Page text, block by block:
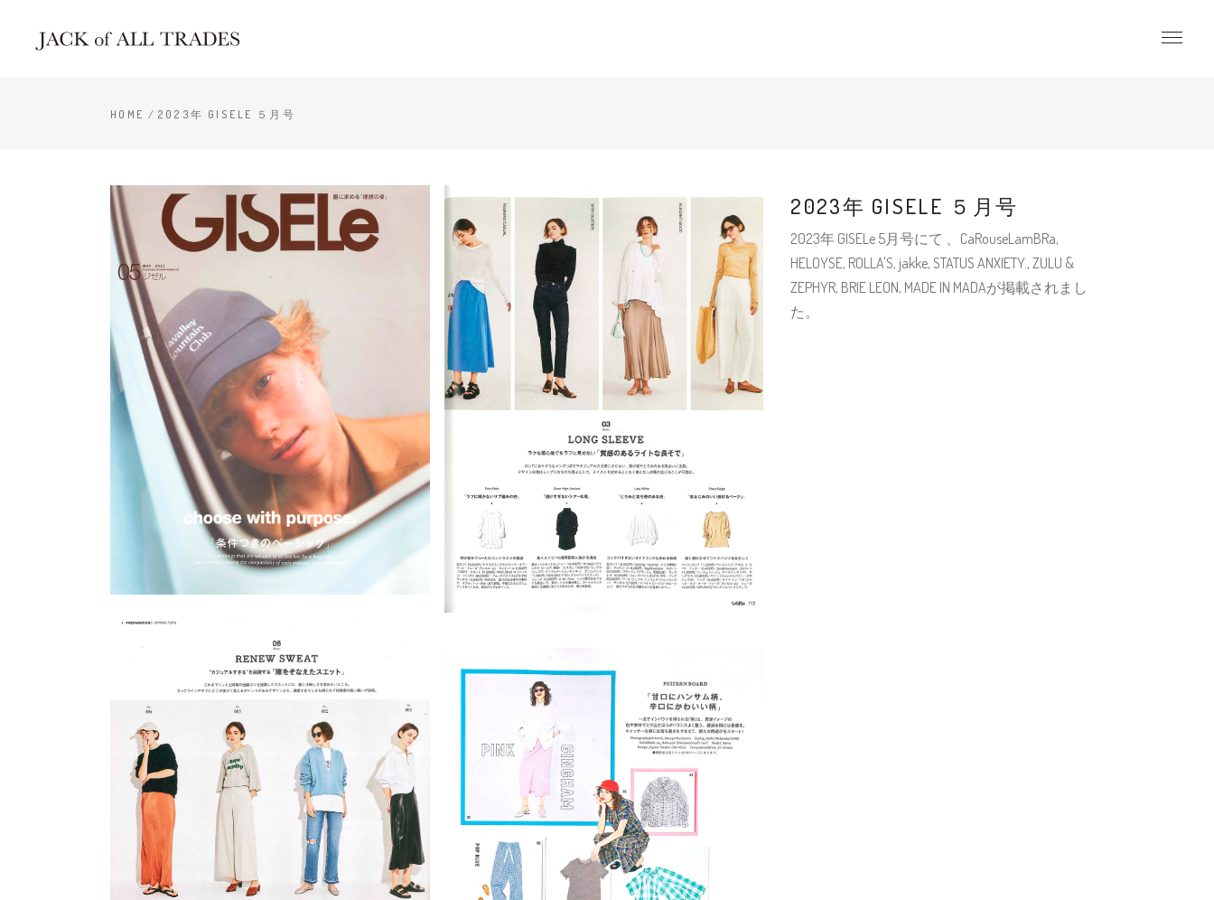
HOME / 2023年 GISELE ５月号
2023年 GISELE ５月号
2023年 GISELe 5月号にて 、CaRouseLamBRa,
HELOYSE, ROLLA'S, jakke, STATUS ANXIETY., ZULU &
ZEPHYR, BRIE LEON, MADE IN MADAが掲載されまし
た。